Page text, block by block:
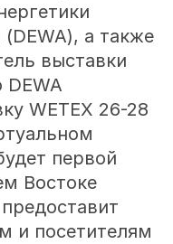
а также
выставки
DEWA
WETEX 26-28
первой
Востоке
и посетителям